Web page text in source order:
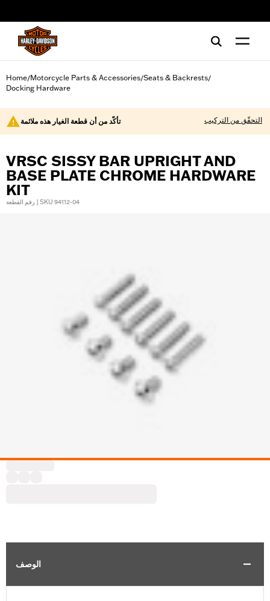
Home/Motorcycle Parts & Accessories/Seats & Backrests/
Docking Hardware
تأكّد من أن قطعة الغيار هذه ملائمة التحقّق من التركيب
VRSC SISSY BAR UPRIGHT AND
BASE PLATE CHROME HARDWARE
KIT
رقم القطعة | SKU 94112-04
الوصف